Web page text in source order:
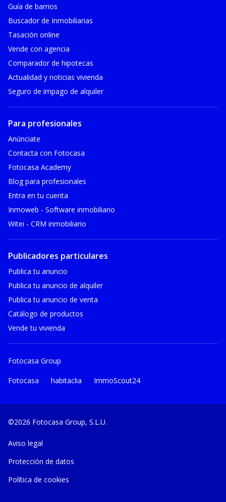
Guía de barrios
Buscador de Inmobiliarias
Tasación online
Vende con agencia
Comparador de hipotecas
Actualidad y noticias vivienda
Seguro de impago de alquiler
Para profesionales
Anúnciate
Contacta con Fotocasa
Fotocasa Academy
Blog para profesionales
Entra en tu cuenta
Inmoweb - Software inmobiliario
Witei - CRM inmobiliario
Publicadores particulares
Publica tu anuncio
Publica tu anuncio de alquiler
Publica tu anuncio de venta
Catálogo de productos
Vende tu vivienda
Fotocasa Group
Fotocasa habitaclia ImmoScout24
©2026 Fotocasa Group, S.L.U.
Aviso legal
Protección de datos
Política de cookies